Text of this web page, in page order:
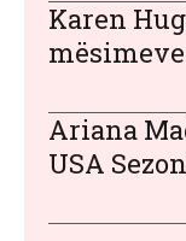
Karen
Ariana
USA